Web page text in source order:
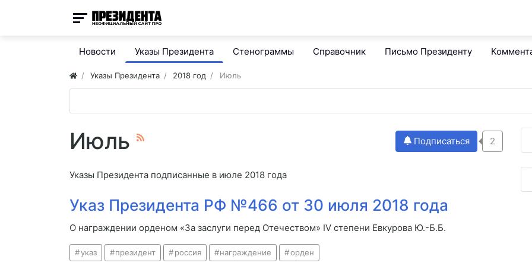
Новости Указы Президента Стенограммы Справочник Письмо Президенту
Указы Президента 2018 год Июль
Июль Подписаться 2
Указы Президента подписанные в июле 2018 года
Указ Президента РФ №466 от 30 июля 2018 года
О награждении орденом «За заслуги перед Отечеством» IV степени Евкурова Ю.-Б.Б.
указ президент россия награждение орден